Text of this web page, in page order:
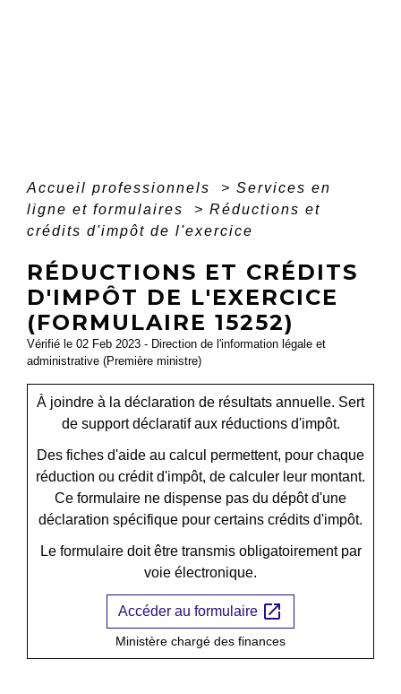
Accueil professionnels > Services en
ligne et formulaires
> Réductions et
crédits d'impôt de l'exercice
RÉDUCTIONS ET CRÉDITS
D'IMPÔT DE L'EXERCICE
(FORMULAIRE 15252)
Vérifié le 02 Feb 2023 - Direction de l'information légale et
administrative (Première ministre)
À joindre à la déclaration de résultats annuelle. Sert
de support déclaratif aux réductions d'impôt.
Des fiches d'aide au calcul permettent, pour chaque
réduction ou crédit d'impôt, de calculer leur montant.
Ce formulaire ne dispense pas du dépôt d'une
déclaration spécifique pour certains crédits d'impôt.
Le formulaire doit être transmis obligatoirement par
voie électronique.
Accéder au formulaire open_in_new
Ministère chargé des finances